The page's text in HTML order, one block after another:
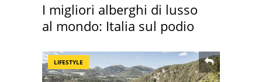
I migliori alberghi di lusso
al mondo: Italia sul podio
LIFESTYLE